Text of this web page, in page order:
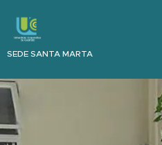
SEDE SANTA MARTA